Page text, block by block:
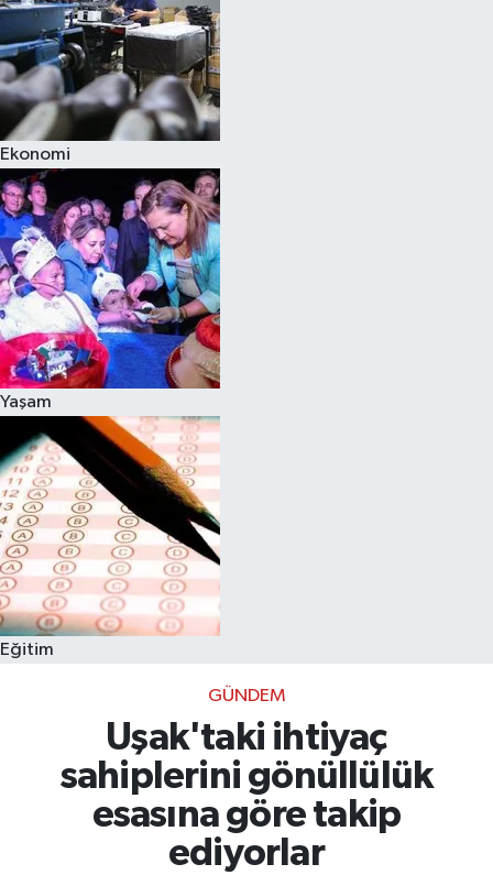
Ekonomi
Yaşam
Eğitim
GÜNDEM
Uşak'taki ihtiyaç
sahiplerini gönüllülük
esasına göre takip
ediyorlar